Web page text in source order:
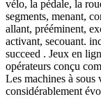
vélo, la pédale, la
segments, menant,
allant, prééminent,
activant, secouant.
succeed . Jeux en
opérateurs conçu
Les machines à
considérablement